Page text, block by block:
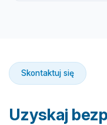
Skontaktuj się
Uzyskaj